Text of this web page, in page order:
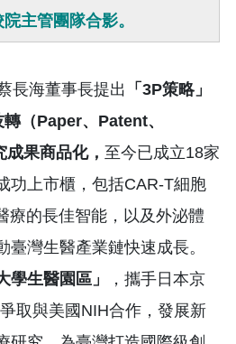
主管團隊合影。
長海董事長提出 「 3P策略」
轉（Paper、 Patent、
果商品化， 至今已成立18家
功上市櫃，包括CAR-T細胞
療的長佳智能，以及外泌體
臺灣生醫產業鏈快速成長。
學生醫園區」
，攜手日本京
取與美國NIH合作，發展新